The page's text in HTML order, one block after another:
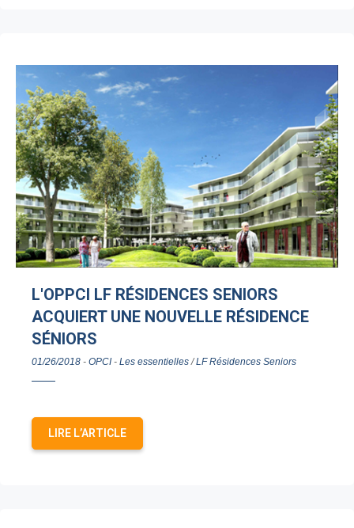
L'OPPCI LF RÉSIDENCES SENIORS
ACQUIERT UNE NOUVELLE RÉSIDENCE
SÉNIORS
01/26/2018 - OPCI- Les essentielles/LF Résidences Seniors
LIRE L’ARTICLE